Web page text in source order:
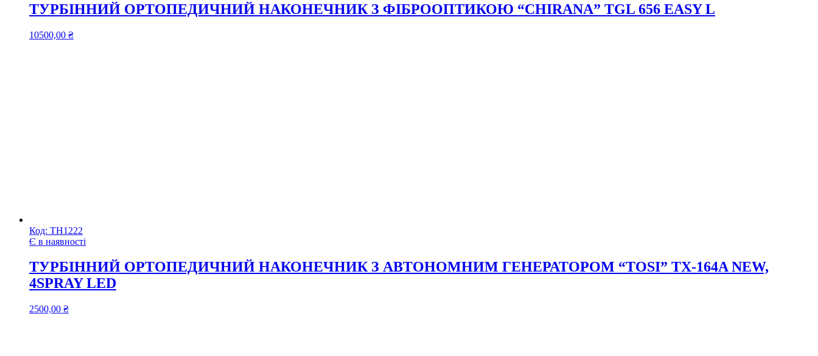
ТУРБІННИЙ ОРТОПЕДИЧНИЙ НАКОНЕЧНИК З ФІБРООПТИКОЮ “CHIRANA” TGL 656 EASY L
10500,00 ₴
Код: ТН1222
Є в наявності
ТУРБІННИЙ ОРТОПЕДИЧНИЙ НАКОНЕЧНИК З АВТОНОМНИМ ГЕНЕРАТОРОМ “TOSI” TX-164A NEW,
4SPRAY LED
2500,00 ₴